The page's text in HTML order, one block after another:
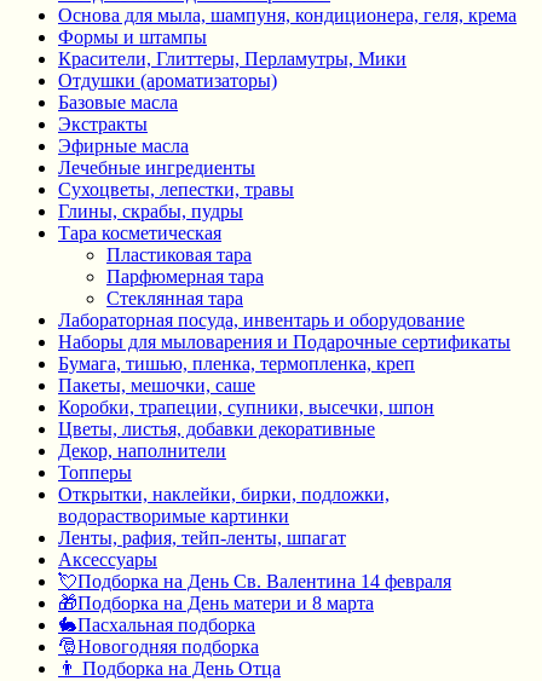
Основа для мыла, шампуня, кондиционера, геля, крема
Формы и штампы
Красители, Глиттеры, Перламутры, Мики
Отдушки (ароматизаторы)
Базовые масла
Экстракты
Эфирные масла
Лечебные ингредиенты
Сухоцветы, лепестки, травы
Глины, скрабы, пудры
Тара косметическая
Пластиковая тара
Парфюмерная тара
Стеклянная тара
Лабораторная посуда, инвентарь и оборудование
Наборы для мыловарения и Подарочные сертификаты
Бумага, тишью, пленка, термопленка, креп
Пакеты, мешочки, саше
Коробки, трапеции, супники, высечки, шпон
Цветы, листья, добавки декоративные
Декор, наполнители
Топперы
Открытки, наклейки, бирки, подложки,
водорастворимые картинки
Ленты, рафия, тейп-ленты, шпагат
Аксессуары
💘Подборка на День Св. Валентина 14 февраля
🎁Подборка на День матери и 8 марта
🐇Пасхальная подборка
🎅Новогодняя подборка
👨 Подборка на День Отца